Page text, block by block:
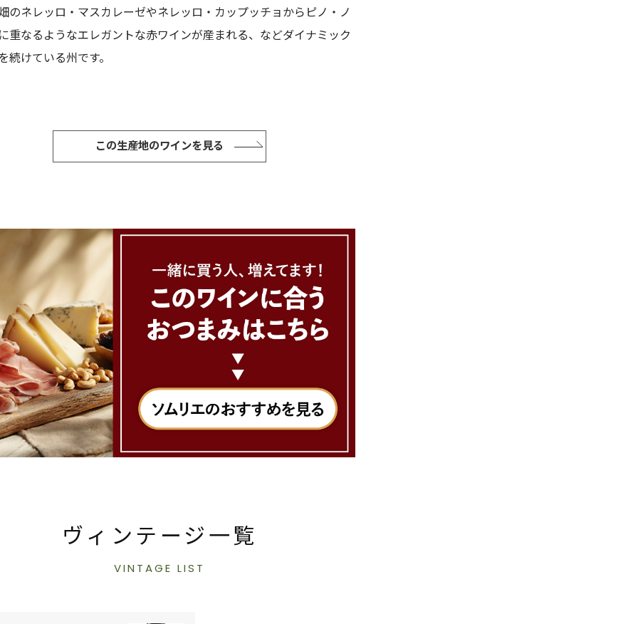
のネレッロ・マスカレーゼやネレッロ・カップッチョからピノ・ノ
重なるようなエレガントな赤ワインが産まれる、などダイナミック
続けている州です。
この生産地のワインを見る
ヴィンテージ一覧
VINTAGE LIST